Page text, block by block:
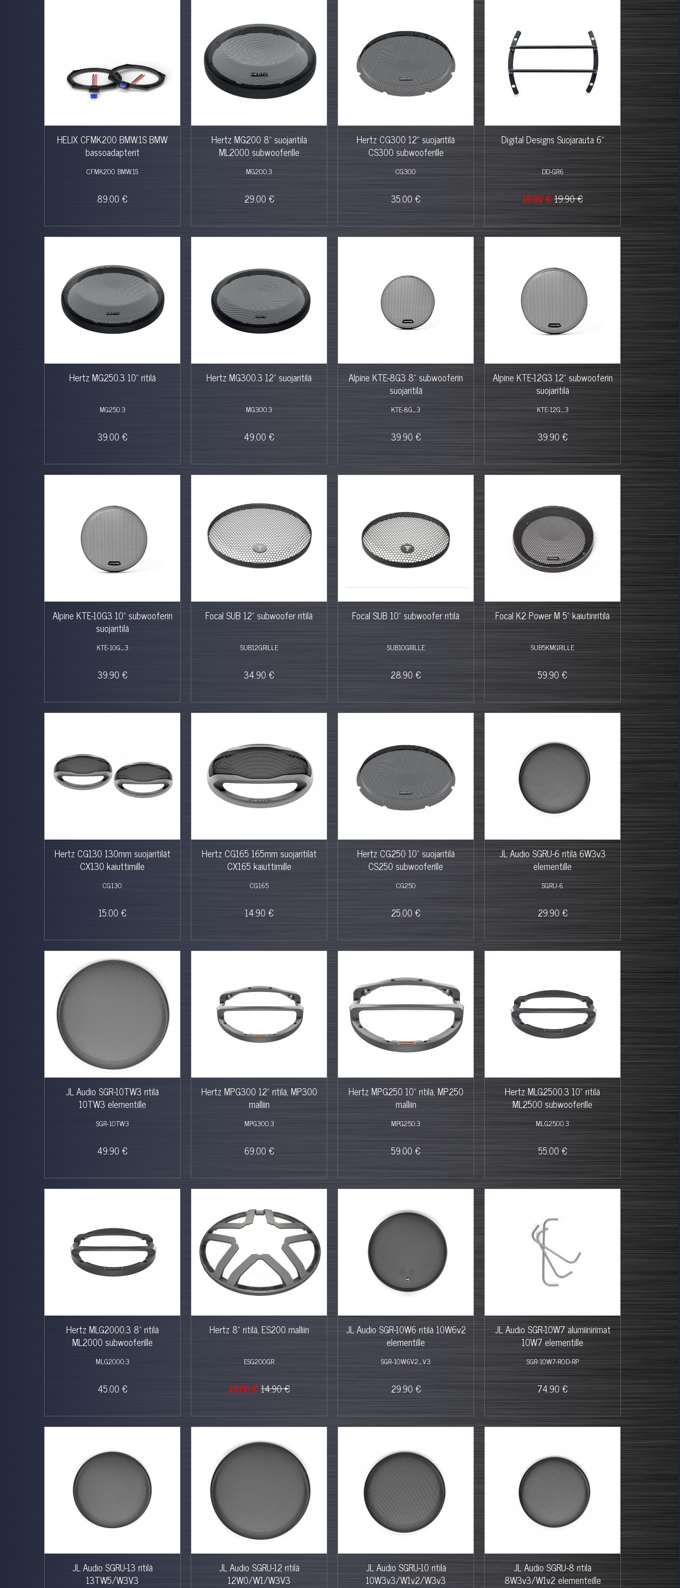
HELIX CFMK200 BMW.1S BMW
bassoadapterit
CFMK200 BMW.1S
89.00 €
Hertz MG200 8" suojaritilä
ML2000 subwooferille
MG200.3
29.00 €
Hertz CG300 12" suojaritilä
CS300 subwooferille
CG300
35.00 €
Digital Designs Suojarauta 6"
DD-GR6
15.00 €19.90 €
Hertz MG250.3 10" ritilä
MG250.3
39.00 €
Hertz MG300.3 12" suojaritilä
MG300.3
49.00 €
Alpine KTE-8G3 8" subwooferin
suojaritilä
KTE-8G_3
39.90 €
Alpine KTE-12G3 12" subwooferin
suojaritilä
KTE-12G_3
39.90 €
Alpine KTE-10G3 10" subwooferin
suojaritilä
KTE-10G_3
39.90 €
Focal SUB 12" subwoofer ritilä
SUB12GRILLE
34.90 €
Focal SUB 10" subwoofer ritilä
SUB10GRILLE
28.90 €
Focal K2 Power M 5" kaiutinritilä
SUB5KMGRILLE
59.90 €
Hertz CG130 130mm suojaritilät
CX130 kaiuttimille
CG130
15.00 €
Hertz CG165 165mm suojaritilät
CX165 kaiuttimille
CG165
14.90 €
Hertz CG250 10" suojaritilä
CS250 subwooferille
CG250
25.00 €
JL Audio SGRU-6 ritilä 6W3v3
elementille
SGRU-6
29.90 €
JL Audio SGR-10TW3 ritilä
10TW3 elementille
SGR-10TW3
49.90 €
Hertz MPG300 12" ritilä, MP300
malliin
MPG300.3
69.00 €
Hertz MPG250 10" ritilä, MP250
malliin
MPG250.3
59.00 €
Hertz MLG2500.3 10" ritilä
ML2500 subwooferille
MLG2500.3
55.00 €
Hertz MLG2000.3 8" ritilä
ML2000 subwooferille
MLG2000.3
45.00 €
Hertz 8" ritilä, ES200 malliin
ESG200GR
10.00 €14.90 €
JL Audio SGR-10W6 ritilä 10W6v2
elementille
SGR-10W6V2_V3
29.90 €
JL Audio SGR-10W7 alumiinirimat
10W7 elementille
SGR-10W7-ROD-RP
74.90 €
JL Audio SGRU-13 ritilä
13TW5/W3V3
JL Audio SGRU-12 ritilä
12W0/W1/W3V3
JL Audio SGRU-10 ritilä
10W3v3/W1v2/W3v3
JL Audio SGRU-8 ritilä
8W3v3/W1v2 elementeille